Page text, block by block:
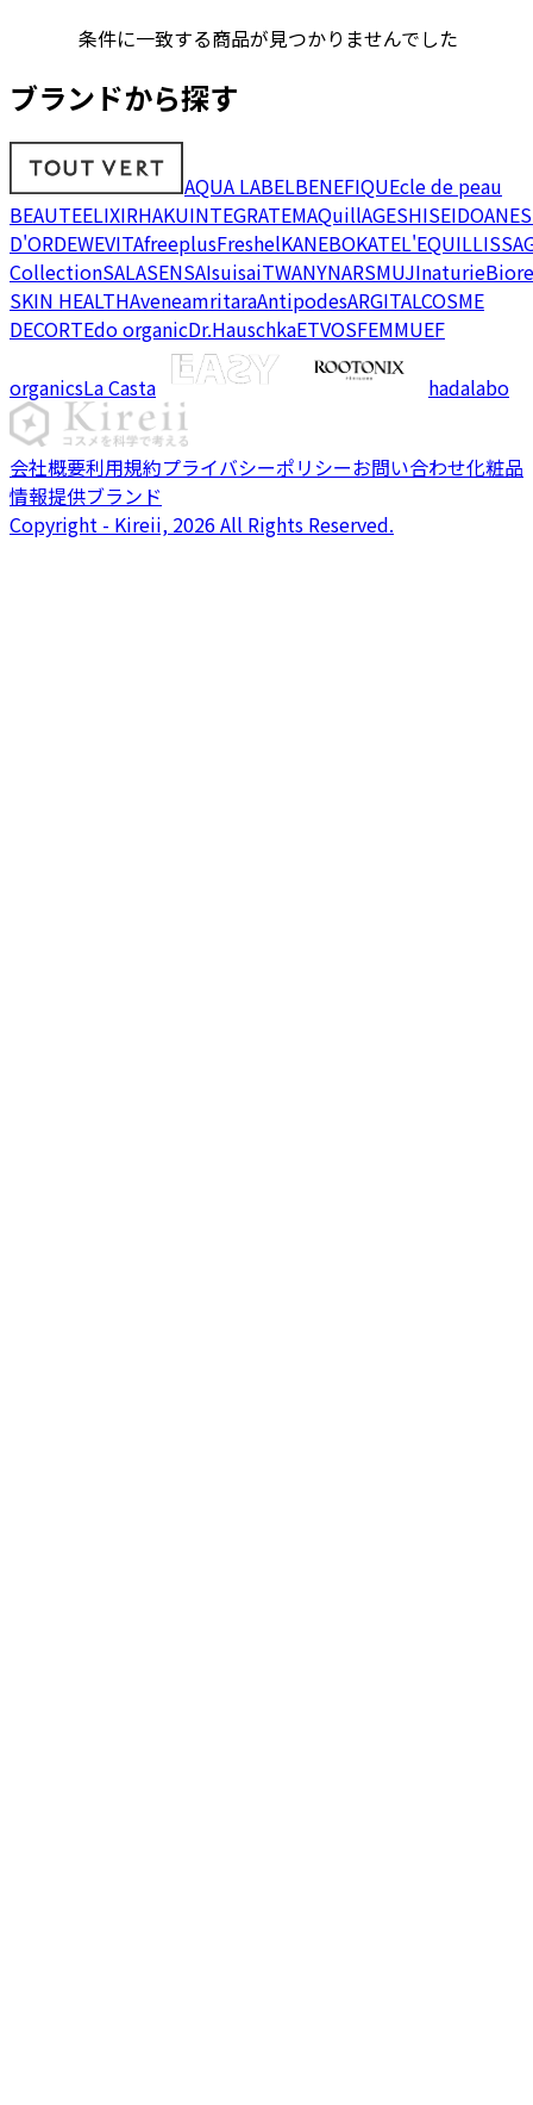
条件に一致する商品が見つかりませんでした
ブランドから探す
AQUA LABELBENEFIQUEcle de peau
BEAUTEELIXIRHAKUINTEGRATEMAQuillAGESHISEIDO
D'ORDEWEVITAfreeplusFreshelKANEBOKATEL'EQUIL
CollectionSALASENSAIsuisaiTWANYNARSMUJInaturieBiore
SKIN HEALTHAveneamritaraAntipodesARGITALCOSME
DECORTEdo organicDr.HauschkaETVOSFEMMUEF
organicsLa Casta hadalabo
会社概要利用規約プライバシーポリシーお問い合わせ化粧品
情報提供ブランド
Copyright - Kireii, 2026 All Rights Reserved.